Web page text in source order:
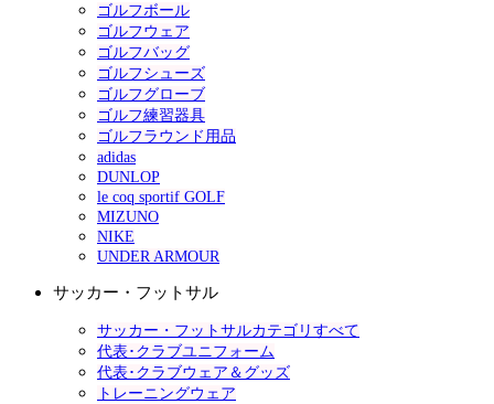
ゴルフボール
ゴルフウェア
ゴルフバッグ
ゴルフシューズ
ゴルフグローブ
ゴルフ練習器具
ゴルフラウンド用品
adidas
DUNLOP
le coq sportif GOLF
MIZUNO
NIKE
UNDER ARMOUR
サッカー・フットサル
サッカー・フットサルカテゴリすべて
代表･クラブユニフォーム
代表･クラブウェア＆グッズ
トレーニングウェア